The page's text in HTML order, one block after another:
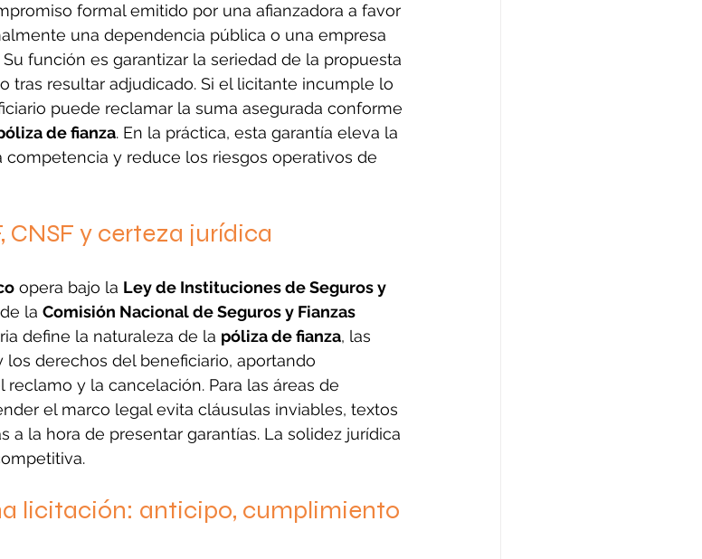
formal emitido por una afianzadora a favor
una dependencia pública o una empresa
función es garantizar la seriedad de la propuesta
tras resultar adjudicado. Si el licitante incumple lo
puede reclamar la suma asegurada conforme
de fianza. En la práctica, esta garantía eleva la
y reduce los riesgos operativos de
CNSF y certeza jurídica
opera bajo la Ley de Instituciones de Seguros y
la Comisión Nacional de Seguros y Fianzas
define la naturaleza de la póliza de fianza, las
derechos del beneficiario, aportando
y la cancelación. Para las áreas de
el marco legal evita cláusulas inviables, textos
a la hora de presentar garantías. La solidez jurídica
licitación: anticipo, cumplimiento